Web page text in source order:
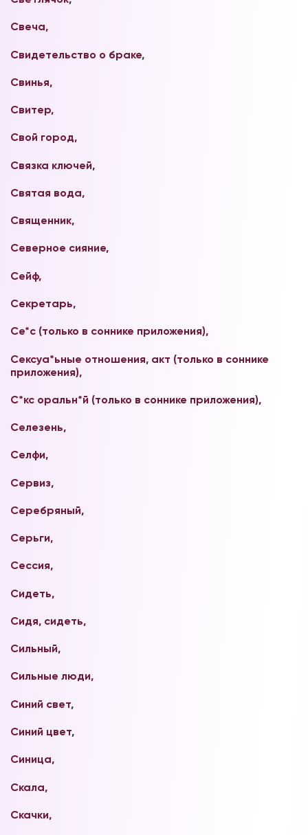
Свеча,
Свидетельство о браке,
Свинья,
Свитер,
Свой город,
Связка ключей,
Святая вода,
Священник,
Северное сияние,
Сейф,
Секретарь,
Сe*с (только в соннике приложения),
Сексуа*ьные отношения, акт (только в соннике
приложения),
С*кс оральн*й (только в соннике приложения),
Селезень,
Селфи,
Сервиз,
Серебряный,
Серьги,
Сессия,
Сидеть,
Сидя, сидеть,
Сильный,
Сильные люди,
Синий свет,
Синий цвет,
Синица,
Скала,
Скачки,